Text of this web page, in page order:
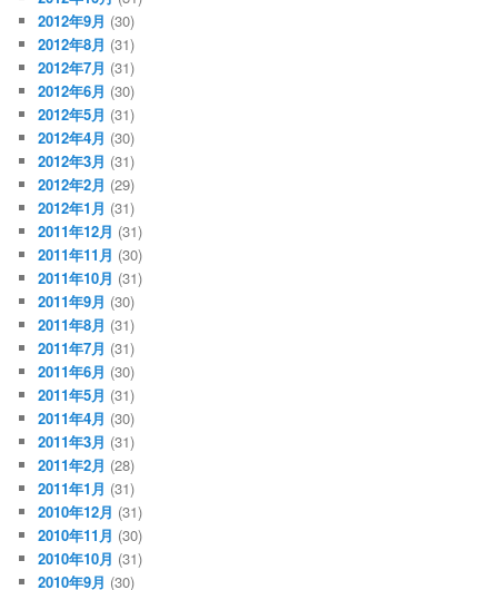
2012年9月 (30)
2012年8月 (31)
2012年7月 (31)
2012年6月 (30)
2012年5月 (31)
2012年4月 (30)
2012年3月 (31)
2012年2月 (29)
2012年1月 (31)
2011年12月 (31)
2011年11月 (30)
2011年10月 (31)
2011年9月 (30)
2011年8月 (31)
2011年7月 (31)
2011年6月 (30)
2011年5月 (31)
2011年4月 (30)
2011年3月 (31)
2011年2月 (28)
2011年1月 (31)
2010年12月 (31)
2010年11月 (30)
2010年10月 (31)
2010年9月 (30)